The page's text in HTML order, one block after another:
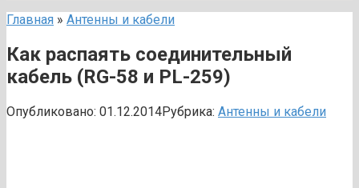
Главная » Антенны и кабели
Как распаять соединительный
кабель (RG-58 и PL-259)
Опубликовано: 01.12.2014Рубрика: Антенны и кабели